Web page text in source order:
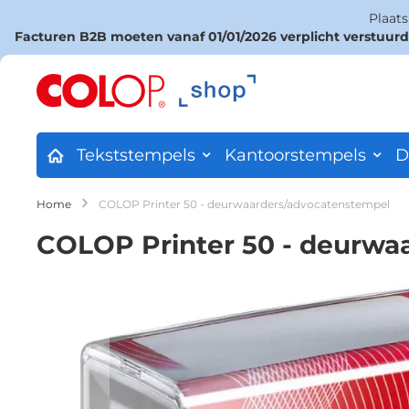
Facturen B2B moeten vanaf 01/01/2026 verplicht
Ga
Tekststempels Kantoorstempels
Home COLOP Printer 50 - deurwaarders/advocatenstempel
COLOP Printer 50 -